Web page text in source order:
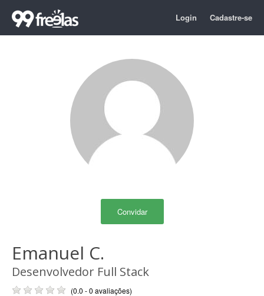
Login Cadastre-se
Convidar
Emanuel C.
Desenvolvedor Full Stack
(0.0 - 0 avaliações)